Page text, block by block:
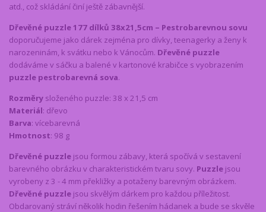
atd., což skládání činí ještě zábavnější.
Dřevěné puzzle 177 dílků 38x21,5cm – Pestrobarevnou sovu
doporučujeme jako dárek zejména pro dívky, teenagerky a ženy k
narozeninám, k svátku nebo k Vánocům. Dřevěné puzzle
dodáváme v sáčku a balené v kartonové krabičce s vyobrazením
puzzle pestrobarevná sova.
Rozměry složeného puzzle: 38 x 21,5 cm
Materiál: dřevo
Barva: vícebarevná
Hmotnost: 98 g
Dřevěné puzzle jsou formou zábavy, která spočívá v sestavení
barevného obrázku v charakteristickém tvaru sovy. Puzzle jsou
vyrobeny z 3 - 4 mm překližky a potaženy barevným obrázkem.
Dřevěné puzzle jsou skvělým dárkem pro každou příležitost.
Obdarovaný stráví několik hodin řešením hádanek a bude se skvěle